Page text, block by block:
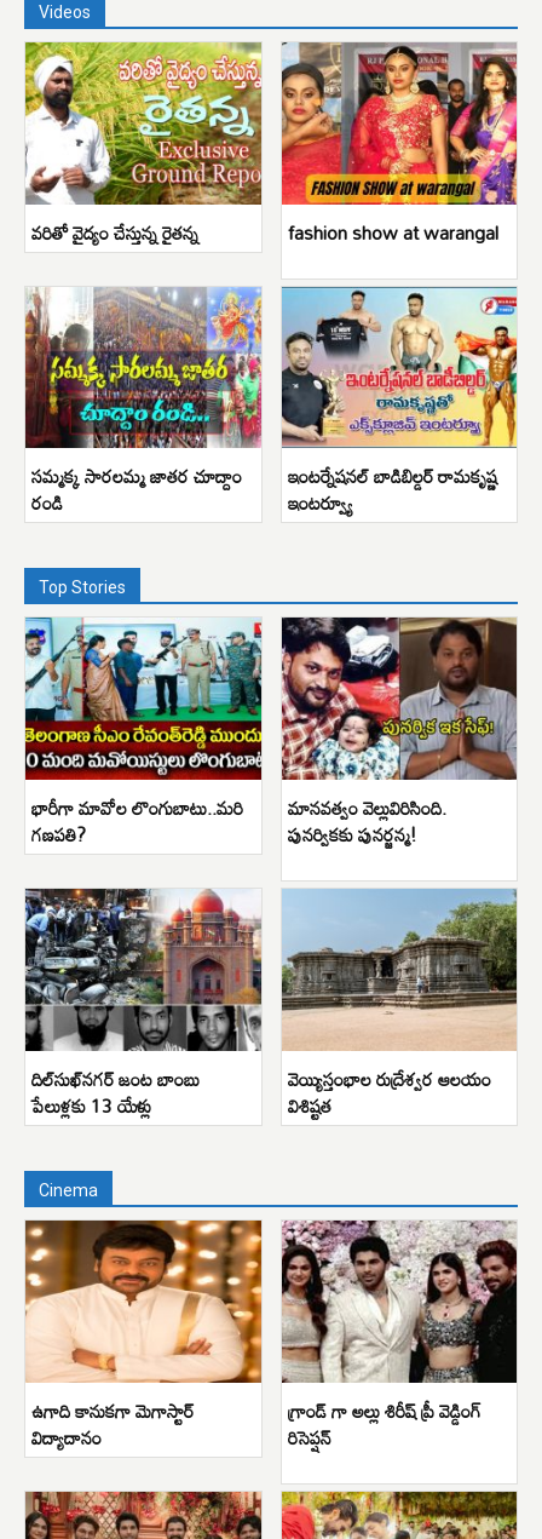
Videos
వరితో వైద్యం చేస్తున్న రైతన్న fashion show at warangal
సమ్మక్క సారలమ్మ జాతర చూద్దాం
రండి
ఇంటర్నేషనల్ బాడిబిల్డర్ రామకృష్ణ
ఇంటర్వ్యూ
Top Stories
భారీగా మావోల లొంగుబాటు..మరి
గణపతి?
మానవత్వం వెల్లువిరిసింది.
పునర్వికకు పునర్జన్మ!
దిల్‌సుఖ్‌నగర్ జంట బాంబు
పేలుళ్లకు 13 యేళ్లు
వెయ్యిస్తంభాల రుద్రేశ్వర ఆలయం
విశిష్టత
Cinema
ఉగాది కానుకగా మెగాస్టార్
విద్యాదానం
గ్రాండ్ గా అల్లు శిరీష్ ప్రీ వెడ్డింగ్
రిసెప్షన్